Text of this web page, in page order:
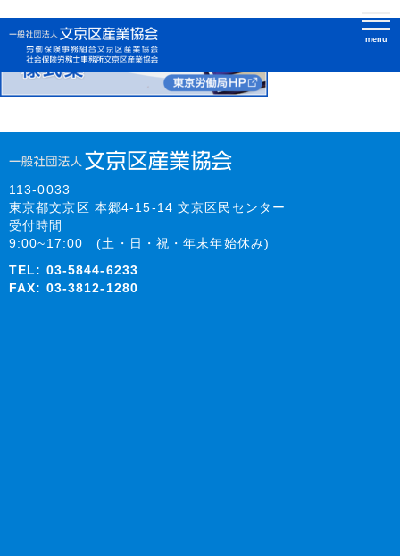
menu
113-0033
東京都文京区 本郷4-15-14 文京区民センター
受付時間
9:00~17:00 (土・日・祝・年末年始休み)
TEL: 03-5844-6233
FAX: 03-3812-1280